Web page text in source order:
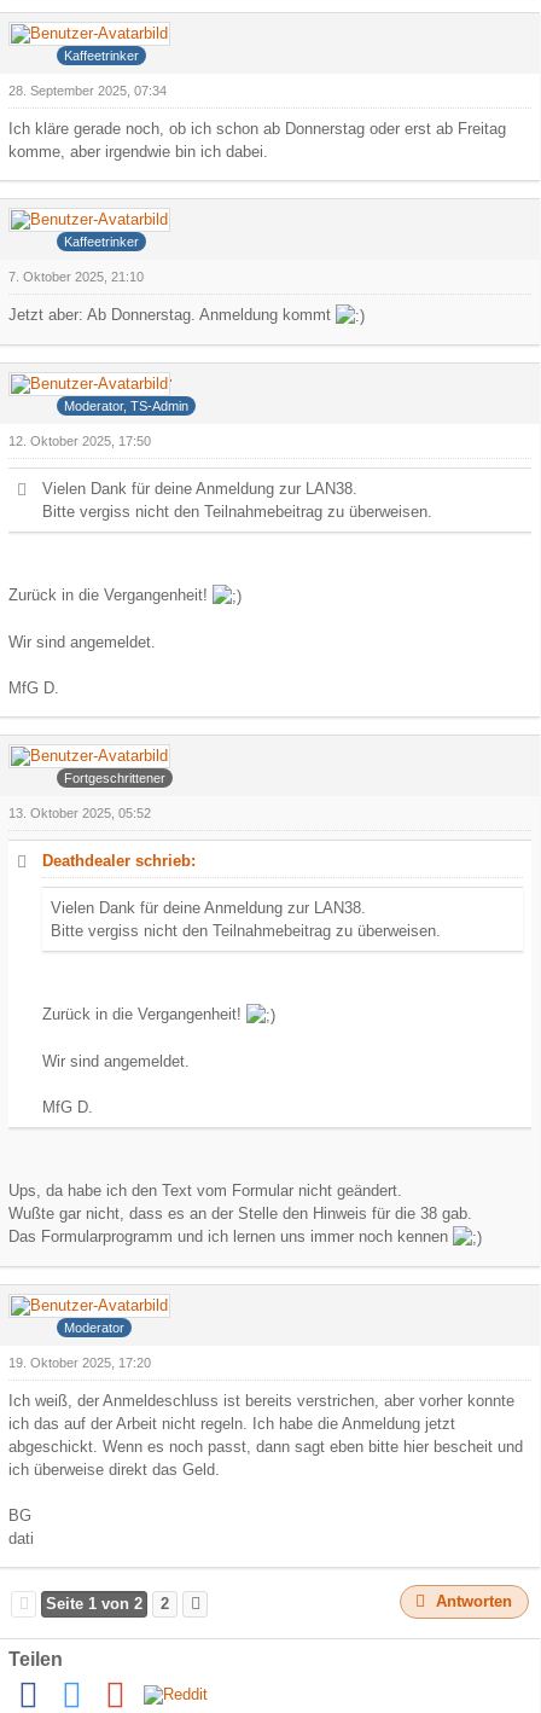
Hank
Kaffeetrinker
28. September 2025, 07:34
Ich kläre gerade noch, ob ich schon ab Donnerstag oder erst ab Freitag
komme, aber irgendwie bin ich dabei.
Hank
Kaffeetrinker
7. Oktober 2025, 21:10
Jetzt aber: Ab Donnerstag. Anmeldung kommt
Deathdealer
Moderator, TS-Admin
12. Oktober 2025, 17:50
Vielen Dank für deine Anmeldung zur LAN38.
Bitte vergiss nicht den Teilnahmebeitrag zu überweisen.
Zurück in die Vergangenheit!
Wir sind angemeldet.
MfG D.
Arowa
Fortgeschrittener
13. Oktober 2025, 05:52
Deathdealer schrieb:
Vielen Dank für deine Anmeldung zur LAN38.
Bitte vergiss nicht den Teilnahmebeitrag zu überweisen.
Zurück in die Vergangenheit!
Wir sind angemeldet.
MfG D.
Ups, da habe ich den Text vom Formular nicht geändert.
Wußte gar nicht, dass es an der Stelle den Hinweis für die 38 gab.
Das Formularprogramm und ich lernen uns immer noch kennen
dati
Moderator
19. Oktober 2025, 17:20
Ich weiß, der Anmeldeschluss ist bereits verstrichen, aber vorher konnte
ich das auf der Arbeit nicht regeln. Ich habe die Anmeldung jetzt
abgeschickt. Wenn es noch passt, dann sagt eben bitte hier bescheit und
ich überweise direkt das Geld.
BG
dati
Seite 1 von 2 2 Antworten
Teilen